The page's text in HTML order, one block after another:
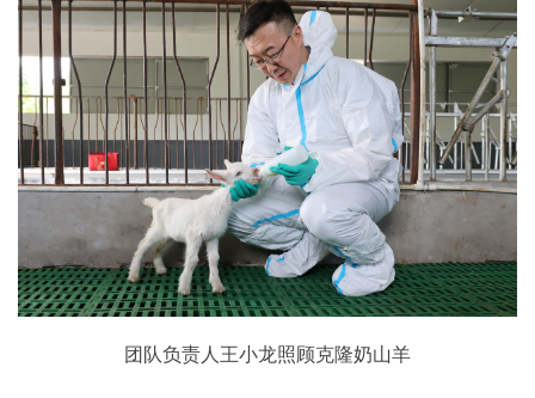
团队负责人王小龙照顾克隆奶山羊